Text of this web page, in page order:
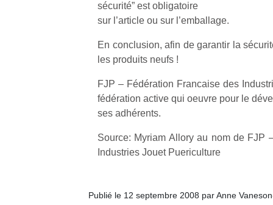
sécurité” est obligatoire
sur l’article ou sur l’emballage.
En conclusion, afin de garantir la
les produits neufs !
FJP – Fédération Francaise des
fédération active qui oeuvre pour le
ses adhérents.
Source: Myriam Allory au nom de FJP
Industries Jouet Puericulture
Publié le 12 septembre 2008 par Anne